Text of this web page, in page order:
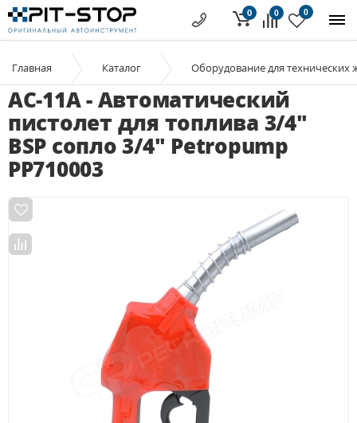
0 0
0
Главная Каталог Оборудование для технических
AC-11A - Автоматический
пистолет для топлива 3/4"
BSP сопло 3/4" Petropump
PP710003